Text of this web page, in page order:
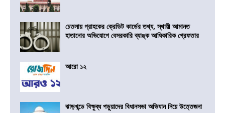
চেতলায় গ্রাহকের ক্রেডিট কার্ডের তথ্য, স্থায়ী আমানত
হাতানোর অভিযোগে বেসরকারি ব্যাঙ্ক আধিকারিক গ্রেফতার
আরো ১২
ঝাড়খন্ডে বিক্ষুব্ধ পড়ুয়াদের বিধানসভা অভিযান নিয়ে উত্তেজনা